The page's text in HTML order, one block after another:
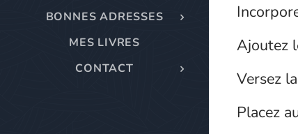
BONNES ADRESSES
MES LIVRES
CONTACT
Ajoutez
Versez
Placez